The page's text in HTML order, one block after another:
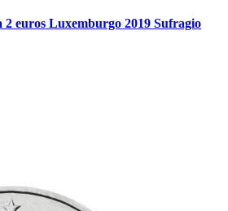
2 euros Luxemburgo 2019 Sufragio